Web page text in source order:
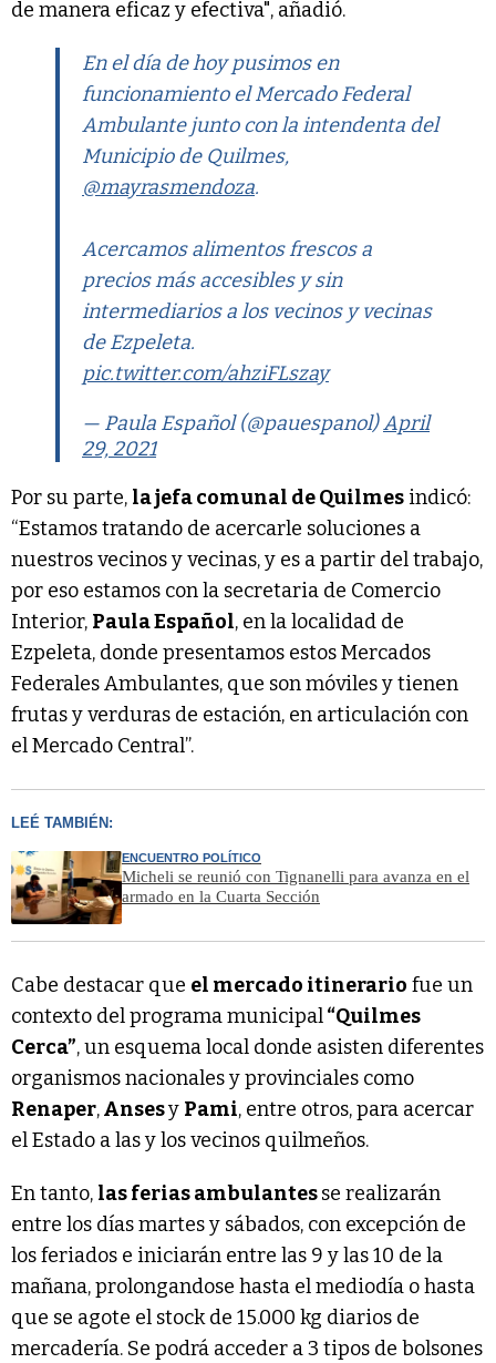
de manera eficaz y efectiva", añadió.
En el día de hoy pusimos en
funcionamiento el Mercado Federal
Ambulante junto con la intendenta del
Municipio de Quilmes,
@mayrasmendoza.
Acercamos alimentos frescos a
precios más accesibles y sin
intermediarios a los vecinos y vecinas
de Ezpeleta.
pic.twitter.com/ahziFLszay
— Paula Español (@pauespanol)April
29, 2021
Por su parte, la jefa comunal de Quilmes indicó:
“Estamos tratando de acercarle soluciones a
nuestros vecinos y vecinas, y es a partir del trabajo,
por eso estamos con la secretaria de Comercio
Interior, Paula Español, en la localidad de
Ezpeleta, donde presentamos estos Mercados
Federales Ambulantes, que son móviles y tienen
frutas y verduras de estación, en articulación con
el Mercado Central”.
LEÉ TAMBIÉN:
ENCUENTRO POLÍTICO
Micheli se reunió con Tignanelli para avanza en el
armado en la Cuarta Sección
Cabe destacar que el mercado itinerario fue un
contexto del programa municipal“Quilmes
Cerca”, un esquema local donde asisten diferentes
organismos nacionales y provinciales como
Renaper,Ansesy Pami, entre otros, para acercar
el Estado a las y los vecinos quilmeños.
En tanto, las ferias ambulantesse realizarán
entre los días martes y sábados, con excepción de
los feriados e iniciarán entre las 9 y las 10 de la
mañana, prolongandose hasta el mediodía o hasta
que se agote el stock de 15.000 kg diarios de
mercadería. Se podrá acceder a 3 tipos de bolsones